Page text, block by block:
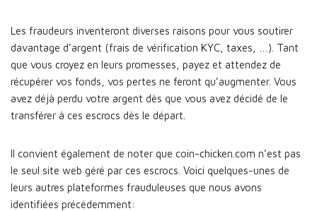
Les fraudeurs inventeront diverses raisons pour vous soutirer
davantage d’argent (frais de vérification KYC, taxes, …). Tant
que vous croyez en leurs promesses, payez et attendez de
récupérer vos fonds, vos pertes ne feront qu’augmenter. Vous
avez déjà perdu votre argent dès que vous avez décidé de le
transférer à ces escrocs dès le départ.
Il convient également de noter que coin-chicken.com n’est pas
le seul site web géré par ces escrocs. Voici quelques-unes de
leurs autres plateformes frauduleuses que nous avons
identifiées précédemment: